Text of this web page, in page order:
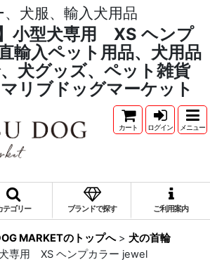
犬服、輸入犬用品
小型犬専用 XS ヘンプ
輸入ペット用品、犬用品
犬グッズ、ペット雑貨
リブドッグマーケット
カート ログイン メニュー
テゴリー ブランドで探す ご利用案内
MARKETのトップへ > 犬の首輪
専用 XS ヘンプカラー jewel